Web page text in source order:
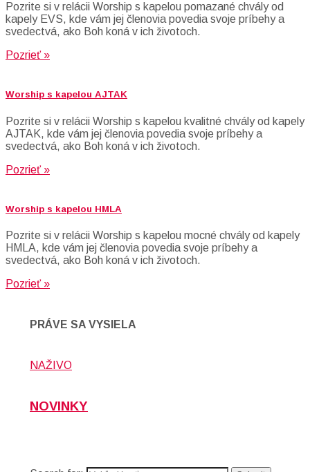
Pozrite si v relácii Worship s kapelou pomazané chvály od
kapely EVS, kde vám jej členovia povedia svoje príbehy a
svedectvá, ako Boh koná v ich životoch.
Pozrieť »
Worship s kapelou AJTAK
Pozrite si v relácii Worship s kapelou kvalitné chvály od kapely
AJTAK, kde vám jej členovia povedia svoje príbehy a
svedectvá, ako Boh koná v ich životoch.
Pozrieť »
Worship s kapelou HMLA
Pozrite si v relácii Worship s kapelou mocné chvály od kapely
HMLA, kde vám jej členovia povedia svoje príbehy a
svedectvá, ako Boh koná v ich životoch.
Pozrieť »
PRÁVE SA VYSIELA
NAŽIVO
NOVINKY